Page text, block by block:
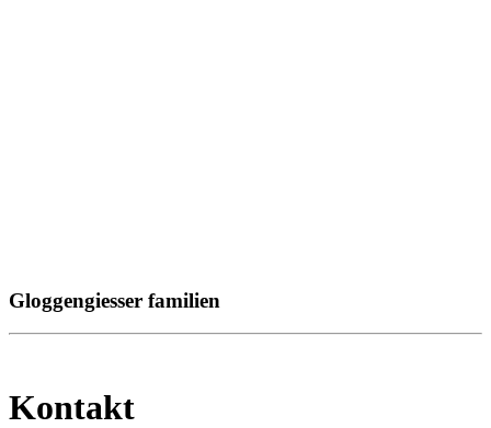
Gloggengiesser familien
Kontakt